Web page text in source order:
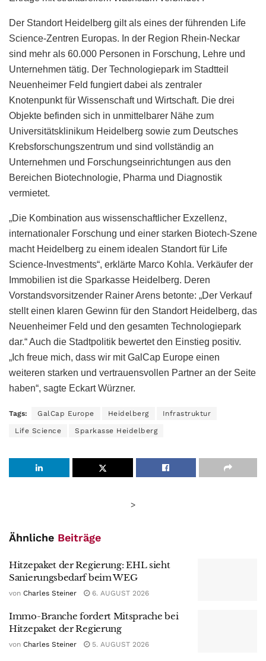
Der Standort Heidelberg gilt als eines der führenden Life
Science-Zentren Europas. In der Region Rhein-Neckar
sind mehr als 60.000 Personen in Forschung, Lehre und
Unternehmen tätig. Der Technologiepark im Stadtteil
Neuenheimer Feld fungiert dabei als zentraler
Knotenpunkt für Wissenschaft und Wirtschaft. Die drei
Objekte befinden sich in unmittelbarer Nähe zum
Universitätsklinikum Heidelberg sowie zum Deutsches
Krebsforschungszentrum und sind vollständig an
Unternehmen und Forschungseinrichtungen aus den
Bereichen Biotechnologie, Pharma und Diagnostik
vermietet.
„Die Kombination aus wissenschaftlicher Exzellenz,
internationaler Forschung und einer starken Biotech-Szene
macht Heidelberg zu einem idealen Standort für Life
Science-Investments“, erklärte Marco Kohla. Verkäufer der
Immobilien ist die Sparkasse Heidelberg. Deren
Vorstandsvorsitzender Rainer Arens betonte: „Der Verkauf
stellt einen klaren Gewinn für den Standort Heidelberg, das
Neuenheimer Feld und den gesamten Technologiepark
dar.“ Auch die Stadtpolitik bewertet den Einstieg positiv.
„Ich freue mich, dass wir mit GalCap Europe einen
weiteren starken und vertrauensvollen Partner an der Seite
haben“, sagte Eckart Würzner.
Tags: GalCap Europe Heidelberg Infrastruktur
Life Science Sparkasse Heidelberg
>
Ähnliche Beiträge
Hitzepaket der Regierung: EHL sieht
Sanierungsbedarf beim WEG
von Charles Steiner 6. AUGUST 2026
Immo-Branche fordert Mitsprache bei
Hitzepaket der Regierung
von Charles Steiner 5. AUGUST 2026